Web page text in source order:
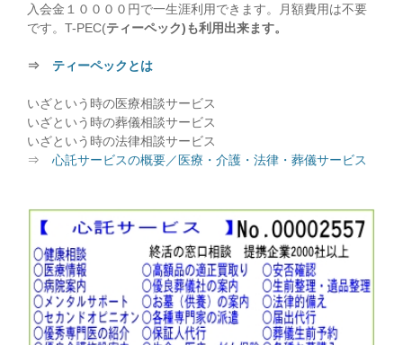
入会金１００００円で一生涯利用できます。月額費用は不要
です。T-PEC(ティーペック)も利用出来ます。
⇒ ティーペックとは
いざという時の医療相談サービス
いざという時の葬儀相談サービス
いざという時の法律相談サービス
⇒ 心託サービスの概要／医療・介護・法律・葬儀サービス